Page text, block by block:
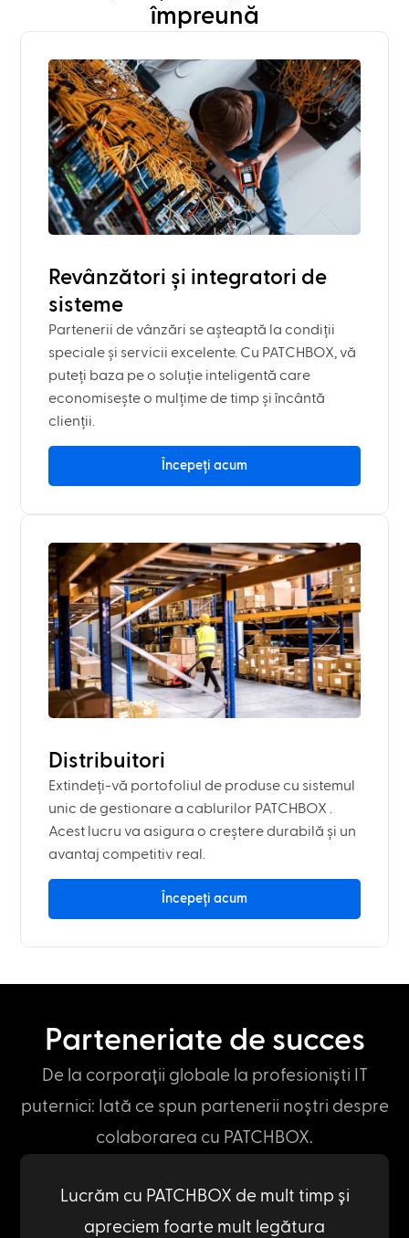
împreună
Revânzători și integratori de
sisteme
Partenerii de vânzări se așteaptă la condiții
speciale și servicii excelente. Cu PATCHBOX, vă
puteți baza pe o soluție inteligentă care
economisește o mulțime de timp și încântă
clienții.
Începeți acum
Distribuitori
Extindeți-vă portofoliul de produse cu sistemul
unic de gestionare a cablurilor PATCHBOX .
Acest lucru va asigura o creștere durabilă și un
avantaj competitiv real.
Începeți acum
Parteneriate de succes
De la corporații globale la profesioniști IT
puternici: Iată ce spun partenerii noștri despre
colaborarea cu PATCHBOX.
Lucrăm cu PATCHBOX de mult timp și
apreciem foarte mult legătura